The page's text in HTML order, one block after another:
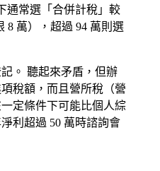
通常選「合併計稅」較
8 萬），超過 94 萬則選
。 聽起來矛盾，但辦
稅額，而且營所稅（營
定條件下可能比個人綜
利超過 50 萬時諮詢會